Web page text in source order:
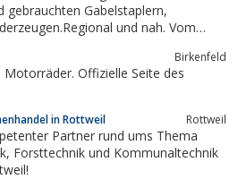
gebrauchten Gabelstaplern,
und nah. Vom
Handel das passende Gerät und
Birkenfeld
Motorräder. Offizielle Seite des
in Rottweil Rottweil
Partner rund ums Thema